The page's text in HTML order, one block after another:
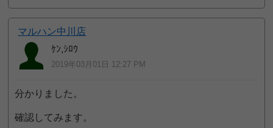
マルハン中川店
ｹﾝ,ｼﾛｳ
2019年03月01日 12:27 PM
分かりました。
確認してみます。